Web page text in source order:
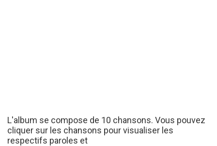
L'album se compose de 10 chansons. Vous pouvez
cliquer sur les chansons pour visualiser les
respectifs paroles et